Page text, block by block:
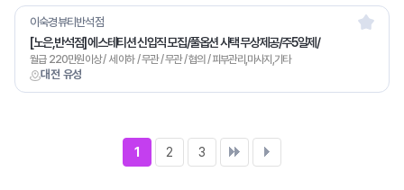
대전 유성
이숙경뷰티반석점
[노은,반석점] 에스테티션 신입직 모집/풀옵션 사택 무상제공/주5일제/
월급 220만원이상 / 세 이하 / 무관 / 무관 / 협의 / 피부관리,마사지,기타
1 2 3